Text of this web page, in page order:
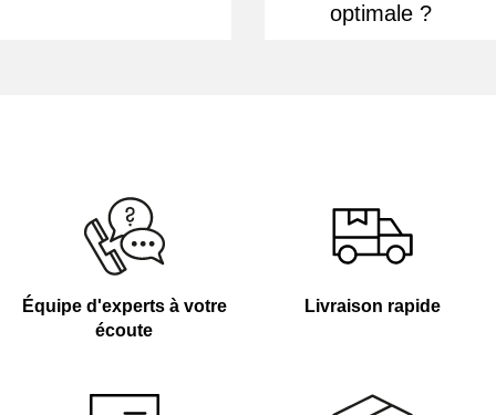
optimale ?
Équipe d'experts à votre
écoute
Livraison rapide